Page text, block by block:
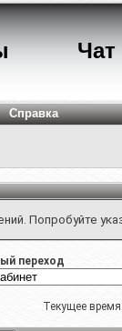
Чат
Справка
Попробуйте
переход
Текущее